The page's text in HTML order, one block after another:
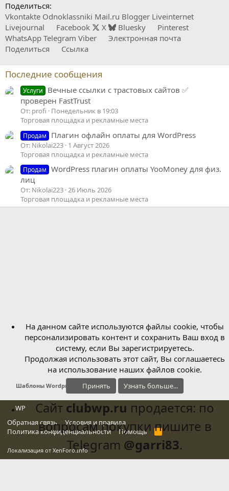
Поделиться:
Vkontakte Odnoklassniki Mail.ru Blogger Liveinternet
Livejournal
Facebook X Bluesky
Pinterest
WhatsApp Telegram Viber
Электронная почта
Поделиться
Ссылка
Последние сообщения
Услуги
Вечные ссылки с трастовых сайтов ✅
проверен FastTrust
От: profi
Понедельник в 19:03
Торговая площадка и рекламные места
Продам Плагин офлайн оплаты для WordPress
От: Nikolai223 1 Август 2026
Торговая площадка и рекламные места
Продам
WordPress плагин оплаты YooMoney для физ.
лиц
От: Nikolai223 26 Июль 2026
Торговая площадка и рекламные места
Шаблоны Wordpress
WP
Обратная связь
Условия и правила
Политика конфиденциальности
Помощь
R
S
Локализация от XenForo.Info
На данном сайте используются файлы cookie, чтобы
персонализировать контент и сохранить Ваш вход в
систему, если Вы зарегистрируетесь.
Продолжая использовать этот сайт, Вы соглашаетесь
на использование наших файлов cookie.
Принять Узнать больше...
Сайт clubwp.ru продается: по
вопросам покупки пишите в
Telegram @garri83.